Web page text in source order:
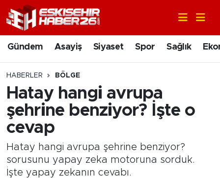
Gündem Asayiş Siyaset Spor Sağlık
HABERLER BÖLGE
Hatay hangi avrupa
şehrine benziyor? İşte o
cevap
Hatay hangi avrupa şehrine benziyor?
sorusunu yapay zeka motoruna sorduk.
İşte yapay zekanın cevabı.
Gündem
Asayiş
Siyaset
Spor
Sağlık
Ekonomi
Nöbetçi Eczaneler
Hava Durumu
Trafik Durumu
Süper Lig Puan Durumu ve Fikstür
Tüm Manşetler
Son Dakika Haberleri